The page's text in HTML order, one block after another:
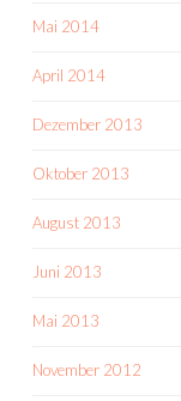
Mai 2014
April 2014
Dezember 2013
Oktober 2013
August 2013
Juni 2013
Mai 2013
November 2012